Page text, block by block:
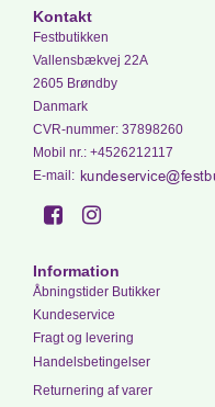
Kontakt
Festbutikken
Vallensbækvej 22A
2605 Brøndby
Danmark
CVR-nummer: 37898260
Mobil nr.: +4526212117
E-mail :
Information
Åbningstider Butikker
Kundeservice
Fragt og levering
Handelsbetingelser
Returnering af varer